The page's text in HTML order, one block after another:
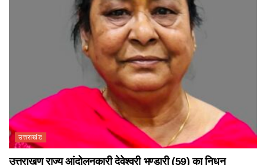
उत्तराखंड
उत्तराखण राज्य आंदोलनकारी देवेश्वरी भण्डारी (59) का निधन